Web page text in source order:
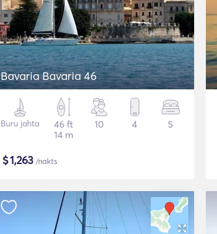
Bavaria Bavaria 46
Buru jahta
46 ft
14 m
10 4 5
$1,263 /nakts